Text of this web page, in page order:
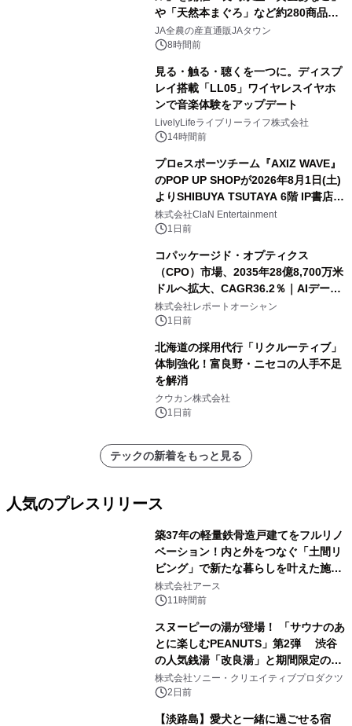
や「天然本まぐろ」など約280商品を
販売！～毎月１０日の定例企画～
JA全農の産直通販JAタウン
8時間前
見る・触る・聴くを一つに。ディスプ
レイ搭載「LL05」ワイヤレスイヤホ
ンで音楽体験をアップデート
LivelyLifeライブリーライフ株式会社
14時間前
プロeスポーツチーム『AXIZ WAVE』
のPOP UP SHOPが2026年8月1日(土)
よりSHIBUYA TSUTAYA 6階 IP書店で
開催決定！！
株式会社ClaN Entertainment
1日前
コパッケージド・オプティクス
（CPO）市場、2035年28億8,700万米
ドルへ拡大、CAGR36.2％｜AIデータ
センター・高速光通信需要が成長を加
速
株式会社レポートオーシャン
1日前
北海道の採用代行「リクルーティブ」
体制強化！富良野・ニセコの人手不足
を解消
クウカン株式会社
1日前
テックの新着をもっと見る
人気のプレスリリース
築37年の軽量鉄骨造戸建てをフルリノ
ベーション！内と外をつなぐ「土間リ
ビング」で新たな暮らしを叶えた施工
事例を株式会社アースが公開
株式会社アース
11時間前
スヌーピーの湯が登場！ 「サウナのあ
とに楽しむPEANUTS」第2弾 渋谷
の人気銭湯「改良湯」と期間限定のコ
ラボレーション サウナイキタイコラ
ボグッズも発売決定！
株式会社ソニー・クリエイティブプロダクツ
2日前
【淡路島】愛犬と一緒に過ごせる宿